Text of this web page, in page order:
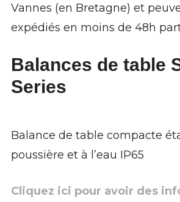
CONTACTEZ-NOUS
Vannes (en Bretagne) et
expédiés en moins de 48h
Balances de table
Series
Balance de table compacte
poussière et à l’eau IP65
Cliquez ici pour avoir des